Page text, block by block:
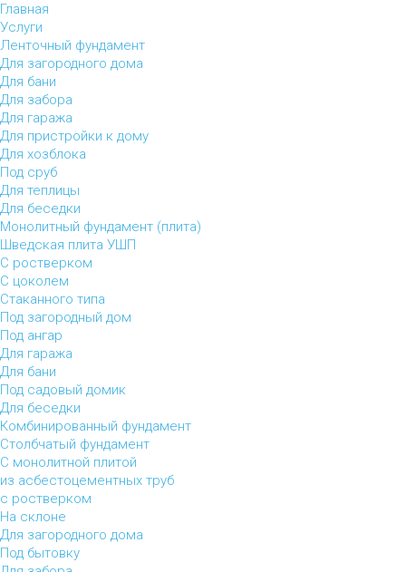
Главная
Услуги
Ленточный фундамент
Для загородного дома
Для бани
Для забора
Для гаража
Для пристройки к дому
Для хозблока
Под сруб
Для теплицы
Для беседки
Монолитный фундамент (плита)
Шведская плита УШП
С ростверком
С цоколем
Стаканного типа
Под загородный дом
Под ангар
Для гаража
Для бани
Под садовый домик
Для беседки
Комбинированный фундамент
Столбчатый фундамент
С монолитной плитой
из асбестоцементных труб
с ростверком
На склоне
Для загородного дома
Под бытовку